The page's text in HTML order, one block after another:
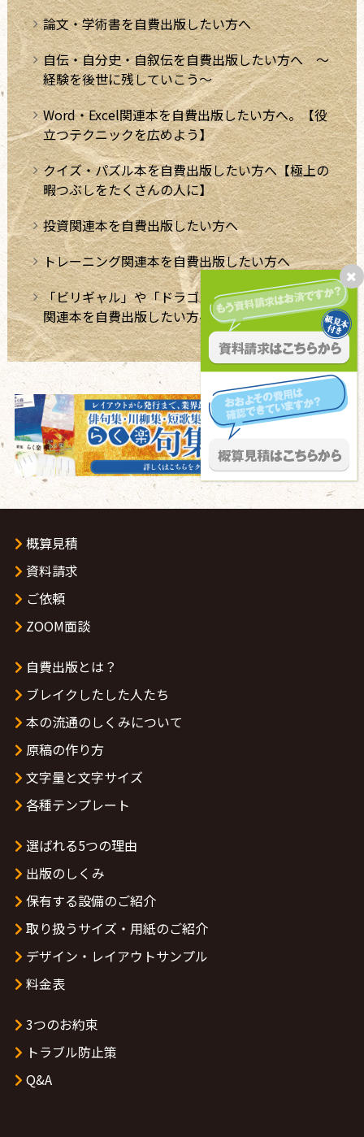
論文・学術書を自費出版したい方へ
自伝・自分史・自叙伝を自費出版したい方へ ～
経験を後世に残していこう～
Word・Excel関連本を自費出版したい方へ。【役
立つテクニックを広めよう】
クイズ・パズル本を自費出版したい方へ【極上の
暇つぶしをたくさんの人に】
投資関連本を自費出版したい方へ
トレーニング関連本を自費出版したい方へ
「ビリギャル」や「ドラゴン桜」のような学習法
関連本を自費出版したい方へ
概算見積
資料請求
ご依頼
ZOOM面談
自費出版とは？
ブレイクしたした人たち
本の流通のしくみについて
原稿の作り方
文字量と文字サイズ
各種テンプレート
選ばれる5つの理由
出版のしくみ
保有する設備のご紹介
取り扱うサイズ・用紙のご紹介
デザイン・レイアウトサンプル
料金表
3つのお約束
トラブル防止策
Q&A